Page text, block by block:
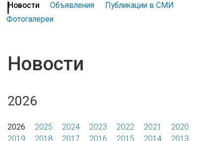
Новости Объявления
Публикации в СМИ
Фотогалереи
Новости
2026
2026 2025 2024 2023 2022 2021
2020
2019
2018 2017 2016 2015 2014
2013